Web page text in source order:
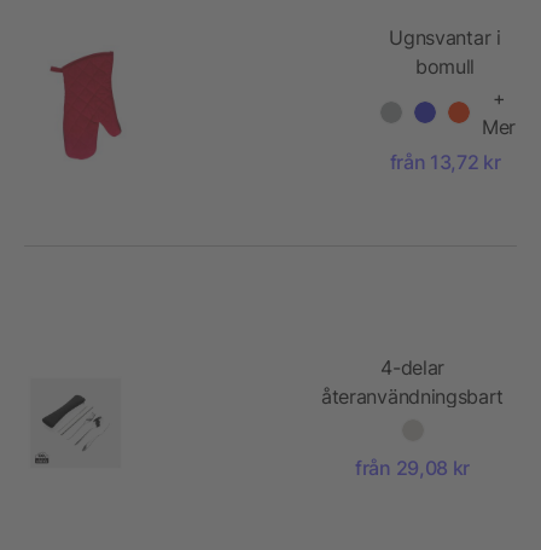
Ugnsvantar i
bomull
+
Mer
från 13,72 kr
4-delar
återanvändningsbart
från 29,08 kr